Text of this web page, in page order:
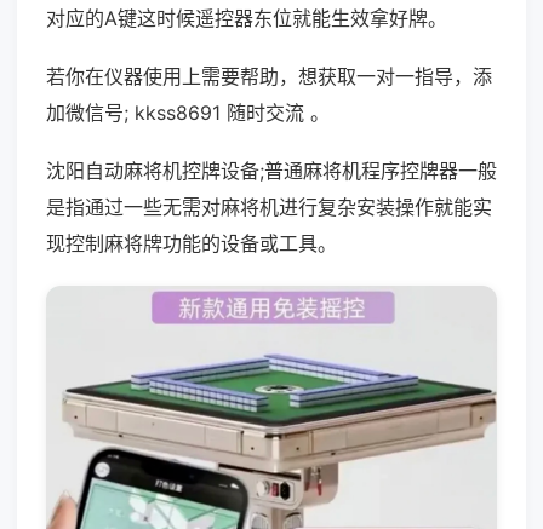
对应的A键这时候遥控器东位就能生效拿好牌。
若你在仪器使用上需要帮助，想获取一对一指导，添
加微信号; kkss8691 随时交流 。
沈阳自动麻将机控牌设备;普通麻将机程序控牌器一般
是指通过一些无需对麻将机进行复杂安装操作就能实
现控制麻将牌功能的设备或工具。